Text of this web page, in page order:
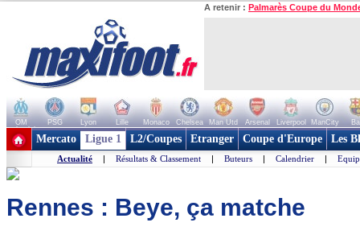
A retenir : Palmarès Coupe du
OM PSG Lyon Lille Monaco Chelsea Man Utd Arsenal Liverpool ManCity
+ de clubs
Mercato Ligue 1 L2/Coupes Etranger Coupe d'Europe Les
Actualité | Résultats & Classement | Buteurs | Calendrier |
Rennes : Beye, ça matche